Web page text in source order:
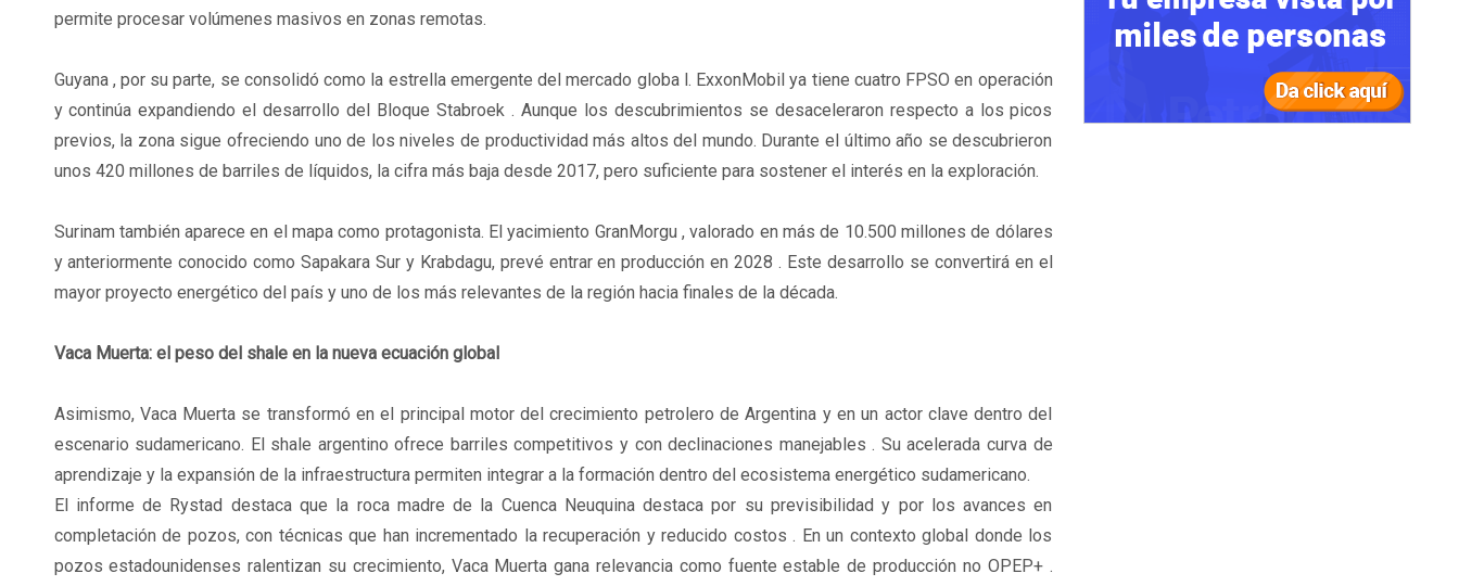
permite procesar volúmenes masivos en zonas remotas.
Guyana , por su parte, se consolidó como la estrella emergente del mercado globa l. ExxonMobil ya tiene cuatro FPSO en operación
y continúa expandiendo el desarrollo del Bloque Stabroek . Aunque los descubrimientos se desaceleraron respecto a los picos
previos, la zona sigue ofreciendo uno de los niveles de productividad más altos del mundo. Durante el último año se descubrieron
unos 420 millones de barriles de líquidos, la cifra más baja desde 2017, pero suficiente para sostener el interés en la exploración.
Surinam también aparece en el mapa como protagonista. El yacimiento GranMorgu , valorado en más de 10.500 millones de dólares
y anteriormente conocido como Sapakara Sur y Krabdagu, prevé entrar en producción en 2028 . Este desarrollo se convertirá en el
mayor proyecto energético del país y uno de los más relevantes de la región hacia finales de la década.
Vaca Muerta: el peso del shale en la nueva ecuación global
Asimismo, Vaca Muerta se transformó en el principal motor del crecimiento petrolero de Argentina y en un actor clave dentro del
escenario sudamericano. El shale argentino ofrece barriles competitivos y con declinaciones manejables . Su acelerada curva de
aprendizaje y la expansión de la infraestructura permiten integrar a la formación dentro del ecosistema energético sudamericano.
El informe de Rystad destaca que la roca madre de la Cuenca Neuquina destaca por su previsibilidad y por los avances en
completación de pozos, con técnicas que han incrementado la recuperación y reducido costos . En un contexto global donde los
pozos estadounidenses ralentizan su crecimiento, Vaca Muerta gana relevancia como fuente estable de producción no OPEP+ .